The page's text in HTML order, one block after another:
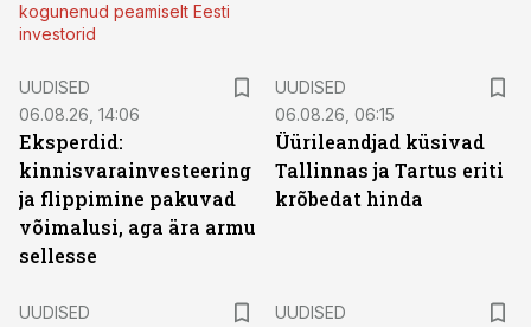
kogunenud peamiselt Eesti
investorid
UUDISED
06.08.26, 14:06
Eksperdid:
kinnisvarainvesteering
ja flippimine pakuvad
võimalusi, aga ära armu
sellesse
UUDISED
06.08.26, 06:15
Üürileandjad küsivad
Tallinnas ja Tartus eriti
krõbedat hinda
UUDISED UUDISED